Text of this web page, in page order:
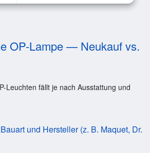
OP-Lampe — Neukauf vs.
Leuchten fällt je nach Ausstattung und
und Hersteller (z. B. Maquet, Dr.